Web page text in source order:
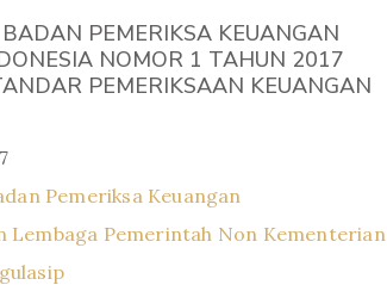
PEMERIKSA KEUANGAN
NOMOR 1 TAHUN 2017
PEMERIKSAAN KEUANGAN
Pemeriksa Keuangan
Lembaga Pemerintah Non Kementerian